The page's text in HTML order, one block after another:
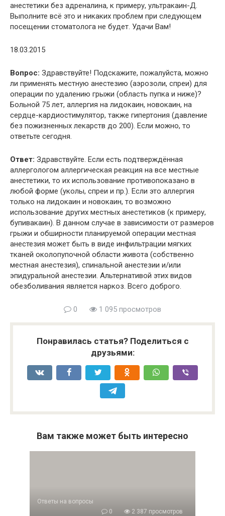
анестетики без адреналина, к примеру, ультракаин-Д.
Выполните всё это и никаких проблем при следующем
посещении стоматолога не будет. Удачи Вам!
18.03.2015
Вопрос: Здравствуйте! Подскажите, пожалуйста, можно
ли применять местную анестезию (аэрозоли, спреи) для
операции по удалению грыжи (область пупка и ниже)?
Больной 75 лет, аллергия на лидокаин, новокаин, на
сердце-кардиостимулятор, также гипертония (давление
без пожизненных лекарств до 200). Если можно, то
ответьте сегодня.
Ответ: Здравствуйте. Если есть подтверждённая
аллергологом аллергическая реакция на все местные
анестетики, то их использование противопоказано в
любой форме (уколы, спреи и пр.). Если это аллергия
только на лидокаин и новокаин, то возможно
использование других местных анестетиков (к примеру,
бупивакаин). В данном случае в зависимости от размеров
грыжи и обширности планируемой операции местная
анестезия может быть в виде инфильтрации мягких
тканей околопупочной области живота (собственно
местная анестезия), спинальной анестезии и/или
эпидуральной анестезии. Альтернативой этих видов
обезболивания является наркоз. Всего доброго.
0 1 095 просмотров
Понравилась статья? Поделиться с
друзьями:
Вам также может быть интересно
Ответы на вопросы
0
2 387 просмотров